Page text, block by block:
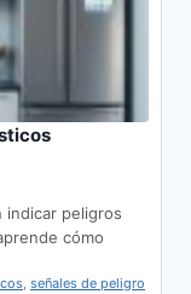
indicar peligros
cómo
, señales de peligro